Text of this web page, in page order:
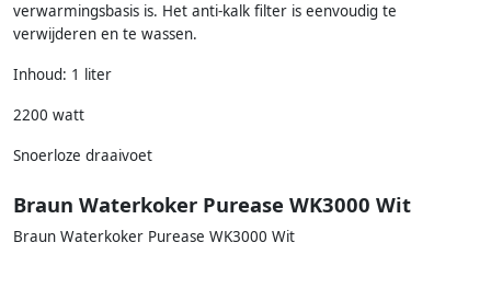
verwarmingsbasis is. Het anti-kalk filter is eenvoudig te
verwijderen en te wassen.
Inhoud: 1 liter
2200 watt
Snoerloze draaivoet
Braun Waterkoker Purease WK3000 Wit
Braun Waterkoker Purease WK3000 Wit